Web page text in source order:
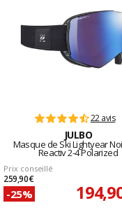
22 avis
JULBO
Masque de Ski Lightyear
Reactiv 2-4 Polarized
Prix conseillé
259,90 €
-25%